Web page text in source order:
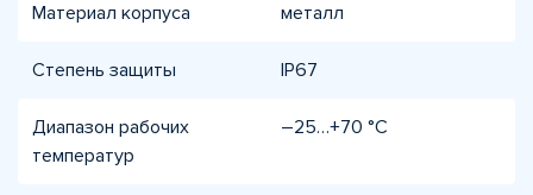
Материал корпуса металл
Степень защиты IP67
Диапазон рабочих
температур
–25…+70 °C